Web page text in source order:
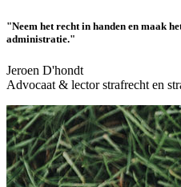
"Neem het recht in handen en maak
administratie."
Jeroen D'hondt
Advocaat & lector strafrecht en